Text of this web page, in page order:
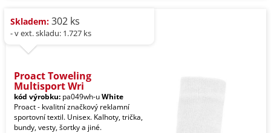
Skladem: 302 ks
- v ext. skladu: 1.727 ks
Proact Toweling
Multisport Wri
kód výrobku: pa049wh-uWhite
Proact - kvalitní značkový reklamní
sportovní textil. Unisex. Kalhoty, trička,
bundy, vesty, šortky a jiné.